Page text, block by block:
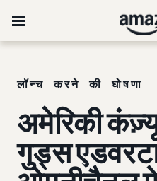
लॉन्च करने की घोषणा
अमेरिकी
गुड्स